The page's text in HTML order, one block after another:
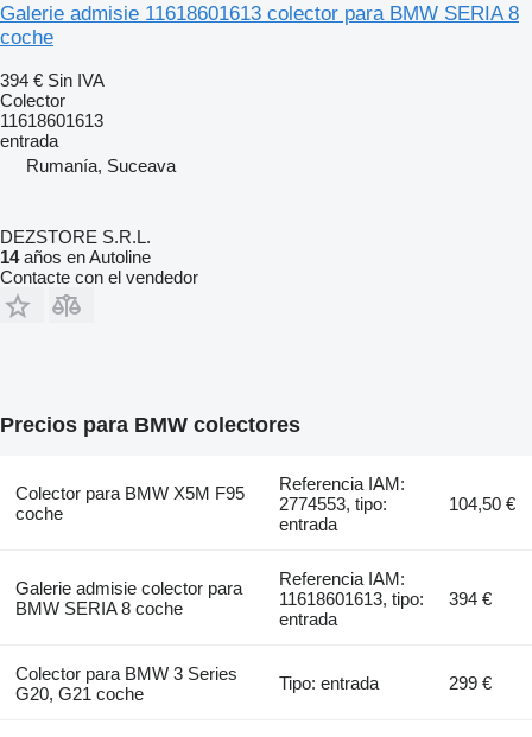
Galerie admisie 11618601613 colector para BMW SERIA 8
coche
394 € Sin IVA
Colector
11618601613
entrada
Rumanía, Suceava
DEZSTORE S.R.L.
14años en Autoline
Contacte con el vendedor
Precios para BMW colectores
Colector para BMW X5M F95
coche
Referencia IAM:
2774553, tipo:
entrada
104,50 €
Galerie admisie colector para
BMW SERIA 8 coche
Referencia IAM:
11618601613, tipo:
entrada
394 €
Colector para BMW 3 Series
G20, G21 coche
Tipo: entrada 299 €